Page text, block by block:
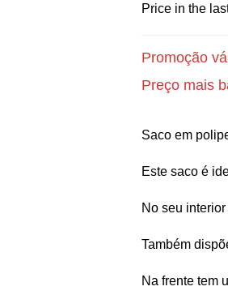
Price in the
Promoção
Preço mais
Saco em
Este saco é
No seu
Também
Na frente tem